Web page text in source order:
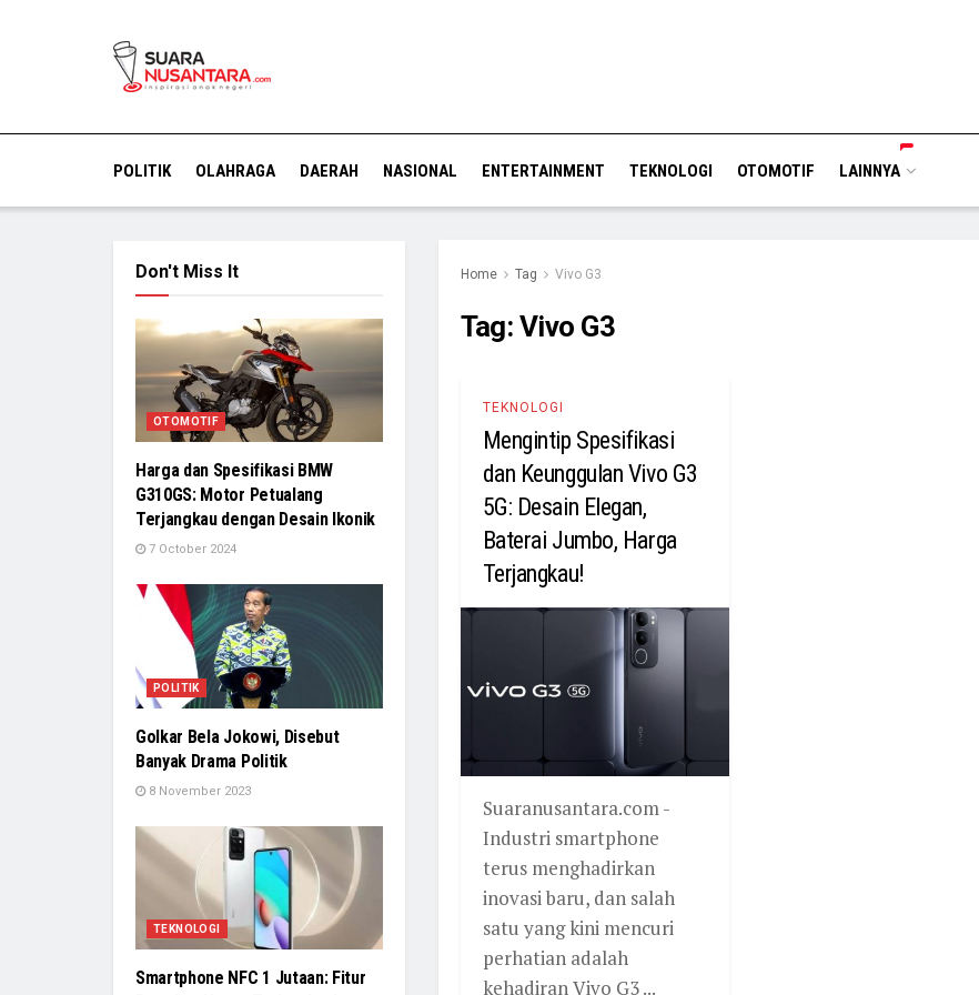
POLITIK OLAHRAGA DAERAH NASIONAL ENTERTAINMENT TEKNOLOGI OTOMOTIF LAINNYA
Home Tag Vivo G3
Tag: Vivo G3
TEKNOLOGI
Mengintip Spesifikasi
dan Keunggulan Vivo G3
5G: Desain Elegan,
Baterai Jumbo, Harga
Terjangkau!
Suaranusantara.com -
Industri smartphone
terus menghadirkan
inovasi baru, dan salah
satu yang kini mencuri
perhatian adalah
kehadiran Vivo G3 ...
Don't Miss It
OTOMOTIF
Harga dan Spesifikasi BMW
G310GS: Motor Petualang
Terjangkau dengan Desain Ikonik
7 October 2024
POLITIK
Golkar Bela Jokowi, Disebut
Banyak Drama Politik
8 November 2023
TEKNOLOGI
Smartphone NFC 1 Jutaan: Fitur